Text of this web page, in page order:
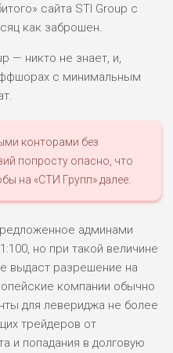
сайта STI Group с
как заброшен.
— никто не знает, и,
с минимальным
конторами без
попросту опасно, что
на «СТИ Групп» далее.
админами
но при такой величине
выдаст разрешение на
компании обычно
для левериджа не более
трейдеров от
и попадания в долговую